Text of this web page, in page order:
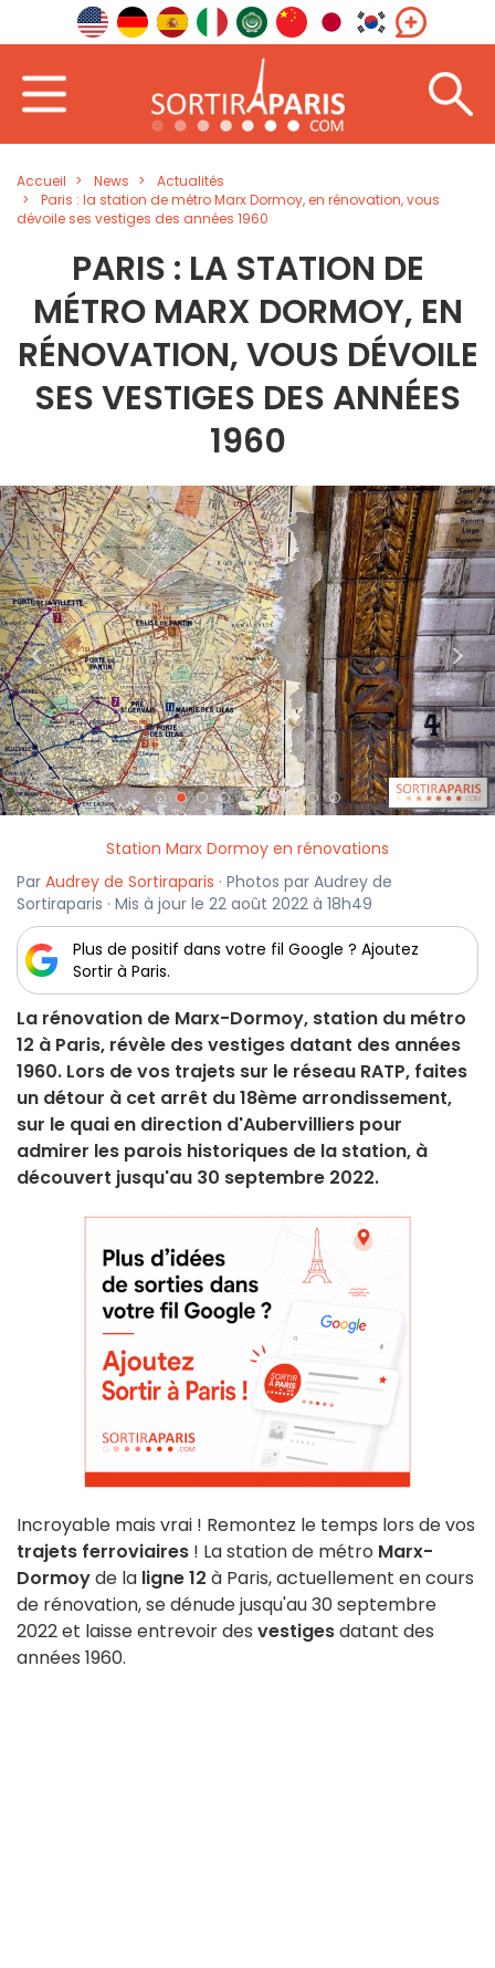
Accueil News
Actualités
Paris : la station de métro Marx Dormoy, en rénovation, vous
dévoile ses vestiges des années 1960
PARIS : LA STATION DE
MÉTRO MARX DORMOY, EN
RÉNOVATION, VOUS DÉVOILE
SES VESTIGES DES ANNÉES
1960
< >
Station Marx Dormoy en rénovations
Par Audrey de Sortiraparis · Photos par Audrey de
Sortiraparis · Mis à jour le 22 août 2022 à 18h49
Plus de positif dans votre fil Google ? Ajoutez
Sortir à Paris.
La rénovation de Marx-Dormoy, station du métro
12 à Paris, révèle des vestiges datant des années
1960. Lors de vos trajets sur le réseau RATP, faites
un détour à cet arrêt du 18ème arrondissement,
sur le quai en direction d'Aubervilliers pour
admirer les parois historiques de la station, à
découvert jusqu'au 30 septembre 2022.
Incroyable mais vrai ! Remontez le temps lors de vos
trajets ferroviaires ! La station de métro Marx-
Dormoyde la ligne 12 à Paris, actuellement en cours
de rénovation, se dénude jusqu'au 30 septembre
2022 et laisse entrevoir des vestigesdatant des
années 1960.